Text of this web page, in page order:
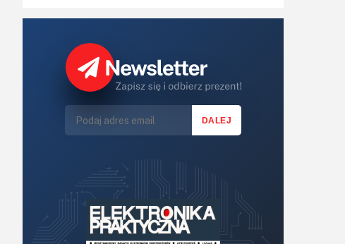
Koła Naukowe
Książki
Lasery
LED/LCD/OLED
Mechatronika
Narzędzia
Optoelektronika